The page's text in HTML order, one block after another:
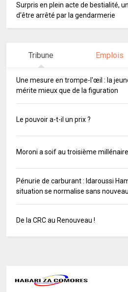
Surpris en plein acte de bestialité,
d'être arrêté par la gendarmerie
Tribune Emplois
Une mesure en trompe-l'œil : la
mérite mieux que de la figuration
Le pouvoir a-t-il un prix ?
Moroni a soif au troisième millénaire
Pénurie de carburant : Idaroussi
situation se normalise sans
De la CRC au Renouveau !